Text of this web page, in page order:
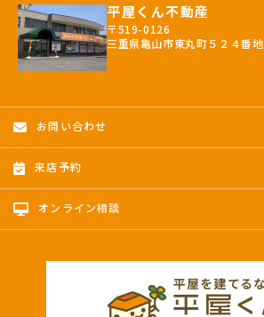
平屋くん不動産
〒519-0126
三重県亀山市東丸町５２４番地
お問い合わせ
来店予約
オンライン相談